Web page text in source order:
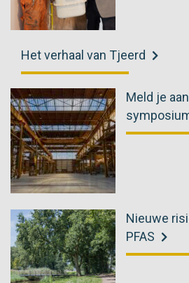
Het verhaal van Tjeerd
Meld je
Nieuwe
PFAS